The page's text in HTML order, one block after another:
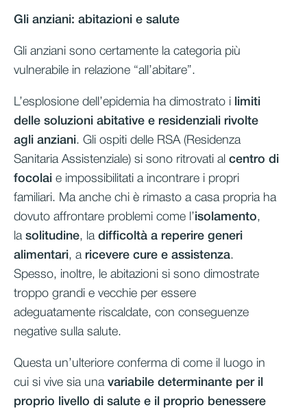
Gli anziani: abitazioni e salute
Gli anziani sono certamente la categoria più
vulnerabile in relazione “all’abitare”.
L’esplosione dell’epidemia ha dimostrato i
limiti
delle soluzioni abitative e residenziali rivolte
agli anziani. Gli ospiti delle RSA (Residenza
Sanitaria Assistenziale) si sono ritrovati al centro di
focolai e impossibilitati a incontrare i propri
familiari. Ma anche chi è rimasto a casa propria ha
dovuto affrontare problemi come l’isolamento,
la solitudine, la difficoltà a reperire generi
alimentari, a ricevere cure e assistenza.
Spesso, inoltre, le abitazioni si sono dimostrate
troppo grandi e vecchie per essere
adeguatamente riscaldate, con conseguenze
negative sulla salute.
Questa un’ulteriore conferma di come il luogo in
cui si vive sia una variabile determinante per il
proprio livello di salute e il proprio benessere